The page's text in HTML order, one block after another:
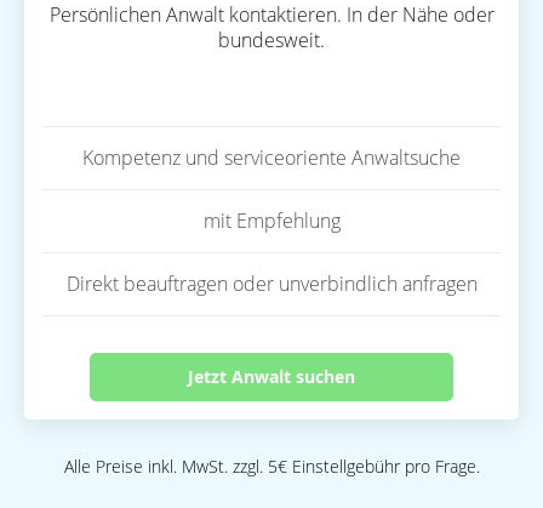
Persönlichen Anwalt kontaktieren. In der Nähe oder
bundesweit.
Kompetenz und serviceoriente Anwaltsuche
mit Empfehlung
Direkt beauftragen oder unverbindlich anfragen
Jetzt Anwalt suchen
Alle Preise inkl. MwSt. zzgl. 5€ Einstellgebühr pro Frage.